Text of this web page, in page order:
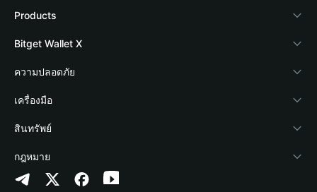
เกี่ยวกับ Bitget Wallet
Blog
Academy
ข่าวสารด้านคริปโต
ศูนย์ช่วยเหลือ
ติดต่อเรา
ทรัพยากรข้อมูลของแบรนด์
Products
Crypto Card
Stablecoin Earn
Payfi Crypto
Crypto Swap API
Altcoin Season Index
Prediction Markets
Bitget Wallet X
นักพัฒนา
เชื่อมต่อ Wallet
Bitget Wallet Pay
ลิสต์โปรเจกต์
ความปลอดภัย
Protection Fund
เทคโนโลยีความปลอดภัย
เครื่องมือ
ซื้อคริปโต
การตรวจจับการอนุญาต
การตรวจจับสัญญา
สินทรัพย์
Arbitrum
Avalanche
กฎหมาย
นโยบายความเป็นส่วนตัว